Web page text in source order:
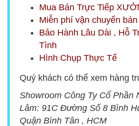
Mua Bán Trực Tiếp
Miễn phí vận chuyển
Bảo Hành Lâu Dài , Hỗ
Tình
Hình Chụp Thực Tế
Quý khách có thể xem hàng
Showroom Công Ty Cổ Phần
Lâm: 91C Đường Số 8 Bình
Quận Bình Tân , HCM